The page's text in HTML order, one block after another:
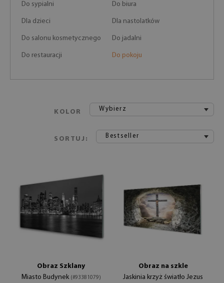
Do sypialni Do biura
Dla dzieci Dla nastolatków
Do salonu kosmetycznego Do jadalni
Do restauracji Do pokoju
KOLOR Wybierz
SORTUJ: Bestseller
Obraz Szklany
Miasto Budynek (#93381079)
Obraz na szkle
Jaskinia krzyż światło Jezus